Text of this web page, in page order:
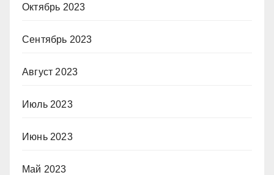
Октябрь 2023
Сентябрь 2023
Август 2023
Июль 2023
Июнь 2023
Май 2023